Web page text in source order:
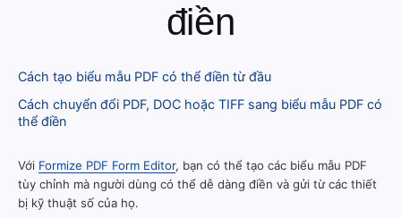
điền
Cách tạo biểu mẫu PDF có thể điền từ đầu
Cách chuyển đổi PDF, DOC hoặc TIFF sang biểu mẫu PDF có
thể điền
Với Formize PDF Form Editor, bạn có thể tạo các biểu mẫu PDF
tùy chỉnh mà người dùng có thể dễ dàng điền và gửi từ các thiết
bị kỹ thuật số của họ.